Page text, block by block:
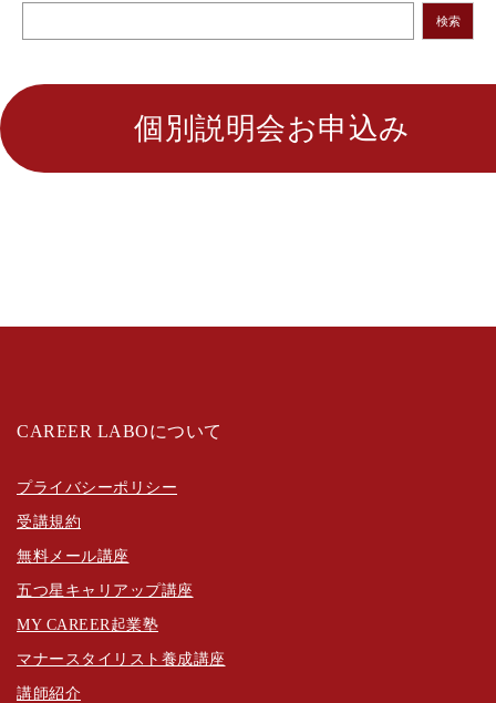
検索
個別説明会お申込み
CAREER LABOについて
プライバシーポリシー
受講規約
無料メール講座
五つ星キャリアップ講座
MY CAREER起業塾
マナースタイリスト養成講座
講師紹介